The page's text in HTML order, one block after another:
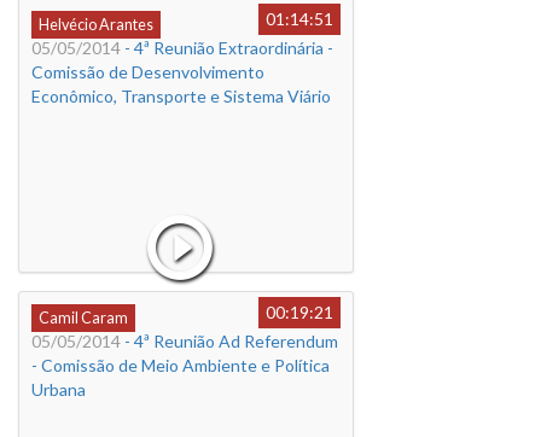
Helvécio Arantes
01:14:51
05/05/2014 - 4ª Reunião Extraordinária -
Comissão de Desenvolvimento
Econômico, Transporte e Sistema Viário
Camil Caram
00:19:21
05/05/2014 - 4ª Reunião Ad Referendum
- Comissão de Meio Ambiente e Política
Urbana